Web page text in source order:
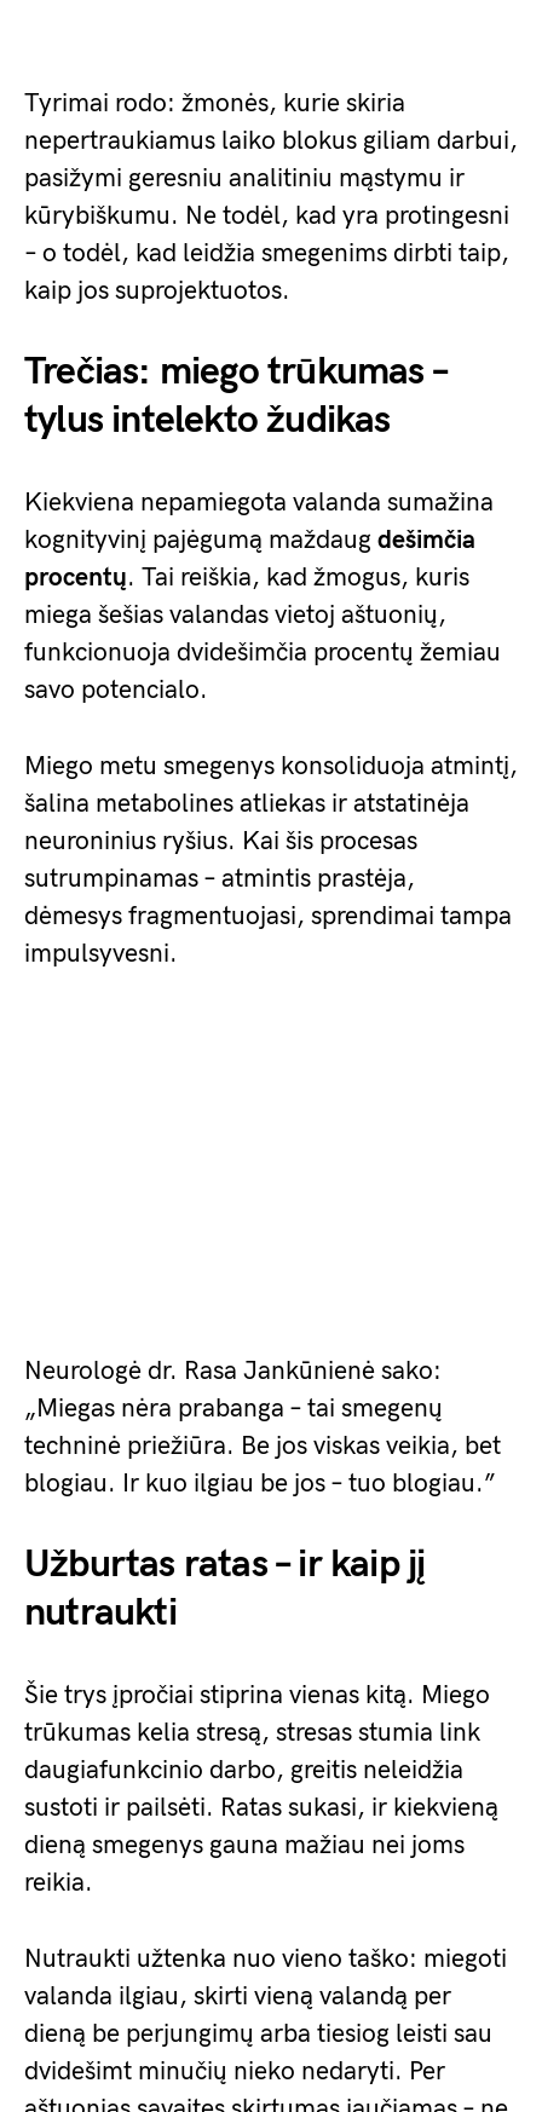
Tyrimai rodo: žmonės, kurie skiria
nepertraukiamus laiko blokus giliam darbui,
pasižymi geresniu analitiniu mąstymu ir
kūrybiškumu. Ne todėl, kad yra protingesni
– o todėl, kad leidžia smegenims dirbti taip,
kaip jos suprojektuotos.
Trečias: miego trūkumas –
tylus intelekto žudikas
Kiekviena nepamiegota valanda sumažina
kognityvinį pajėgumą maždaug dešimčia
procentų. Tai reiškia, kad žmogus, kuris
miega šešias valandas vietoj aštuonių,
funkcionuoja dvidešimčia procentų žemiau
savo potencialo.
Miego metu smegenys konsoliduoja atmintį,
šalina metabolines atliekas ir atstatinėja
neuroninius ryšius. Kai šis procesas
sutrumpinamas – atmintis prastėja,
dėmesys fragmentuojasi, sprendimai tampa
impulsyvesni.
Neurologė dr. Rasa Jankūnienė sako:
„Miegas nėra prabanga – tai smegenų
techninė priežiūra. Be jos viskas veikia, bet
blogiau. Ir kuo ilgiau be jos – tuo blogiau.”
Užburtas ratas – ir kaip jį
nutraukti
Šie trys įpročiai stiprina vienas kitą. Miego
trūkumas kelia stresą, stresas stumia link
daugiafunkcinio darbo, greitis neleidžia
sustoti ir pailsėti. Ratas sukasi, ir kiekvieną
dieną smegenys gauna mažiau nei joms
reikia.
Nutraukti užtenka nuo vieno taško: miegoti
valanda ilgiau, skirti vieną valandą per
dieną be perjungimų arba tiesiog leisti sau
dvidešimt minučių nieko nedaryti. Per